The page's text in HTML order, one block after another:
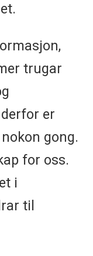
trugar
er
gong.
for oss.
i
til